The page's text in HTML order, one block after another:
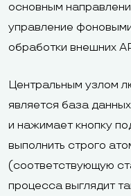
основным
управление
обработки внешних
Центральным узлом
является база
и нажимает кнопку
выполнить строго
(соответствующую
процесса выглядит